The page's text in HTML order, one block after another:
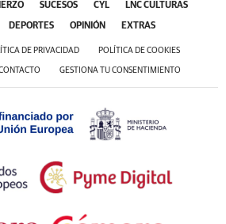
SUCESOS CYL LNC CULTURAS
DEPORTES OPINIÓN EXTRAS
DE PRIVACIDAD POLÍTICA DE COOKIES
GESTIONA TU CONSENTIMIENTO